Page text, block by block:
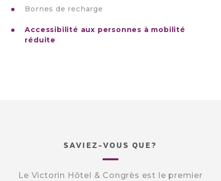
Bornes de recharge
Accessibilité aux personnes à mobilité
réduite
SAVIEZ-VOUS QUE?
Le Victorin Hôtel & Congrès est le premier